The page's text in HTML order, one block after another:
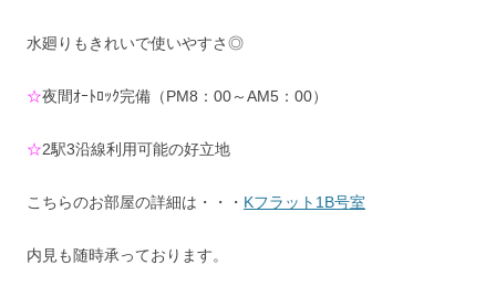
水廻りもきれいで使いやすさ◎
☆夜間ｵｰﾄﾛｯｸ完備（PM8：00～AM5：00）
☆2駅3沿線利用可能の好立地
こちらのお部屋の詳細は・・・ Kフラット1B号室
内見も随時承っております。